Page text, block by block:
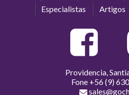
Especialistas
Artigos
Providencia,
Fone +56 (9)